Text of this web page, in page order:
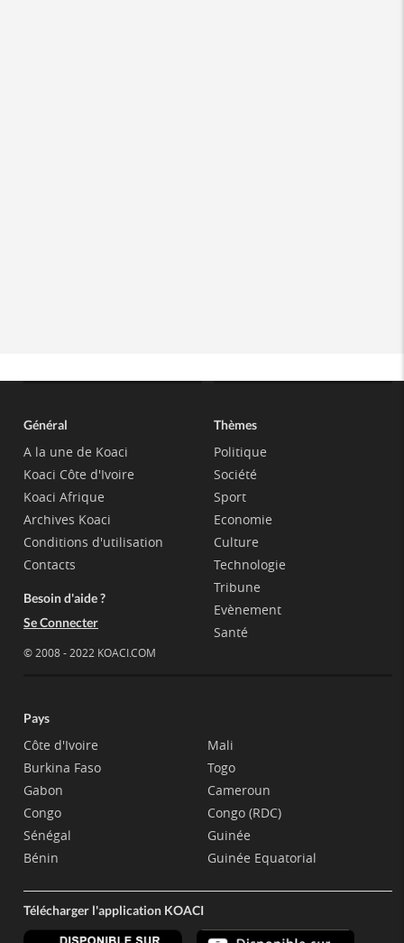
Général
A la une de Koaci
Koaci Côte d'Ivoire
Koaci Afrique
Archives Koaci
Conditions d'utilisation
Contacts
Besoin d'aide ?
Se Connecter
© 2008 - 2022 KOACI.COM
Thèmes
Politique
Société
Sport
Economie
Culture
Technologie
Tribune
Evènement
Santé
Pays
Côte d'Ivoire
Burkina Faso
Gabon
Congo
Sénégal
Bénin
Mali
Togo
Cameroun
Congo (RDC)
Guinée
Guinée Equatorial
Télécharger l'application KOACI